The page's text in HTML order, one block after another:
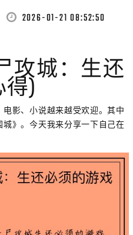
2026-01-21 08:52:50
攻城：生还
)
影、小说越来越受欢迎。其中
》。今天我来分享一下自己在